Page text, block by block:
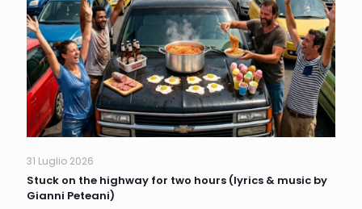
31 Luglio 2026
Stuck on the highway for two hours (lyrics & music by
Gianni Peteani)